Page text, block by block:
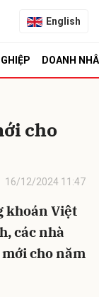
English
DOANH
cho
16/12/2024 11:47
khoán Việt
các nhà
cho năm
Hủy